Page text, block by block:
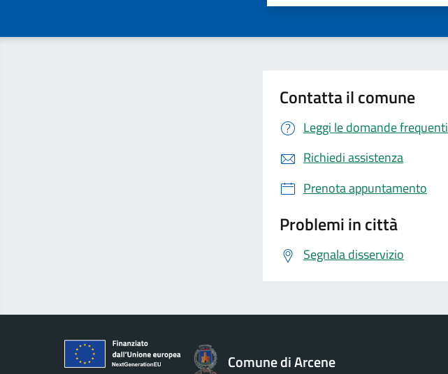
Contatta il comune
Leggi le domande frequenti
Richiedi assistenza
Prenota appuntamento
Problemi in città
Segnala disservizio
Comune di Arcene